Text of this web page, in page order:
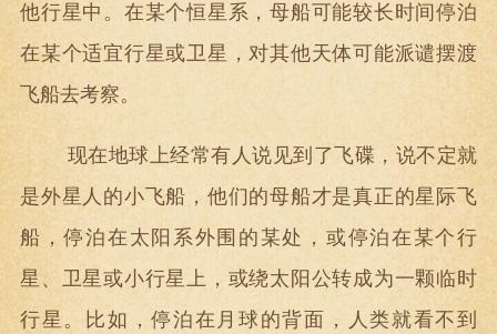
他行星中。在某个恒星系，母船可能较长时间停泊
在某个适宜行星或卫星，对其他天体可能派谴摆渡
飞船去考察。
现在地球上经常有人说见到了飞碟，说不定就
是外星人的小飞船，他们的母船才是真正的星际飞
船，停泊在太阳系外围的某处，或停泊在某个行
星、卫星或小行星上，或绕太阳公转成为一颗临时
行星。比如，停泊在月球的背面，人类就看不到